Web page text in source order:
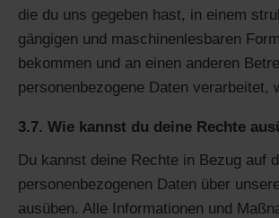
die du uns gegeben hast, in einem
gängigen und maschinenlesbaren
bekommen und an einen anderen
personenbezogene Daten verarbeitet,
3.7. Wie kannst du deine Rechte
Du kannst deine Rechte in Bezug auf
personenbezogenen Daten über
ausüben. Alle Informationen und